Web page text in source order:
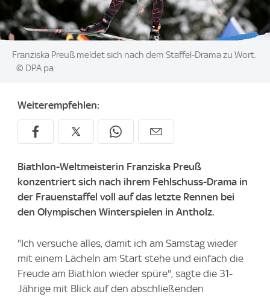
Image:
Franziska Preuß meldet sich nach dem Staffel-Drama zu Wort.
© DPA pa
Weiterempfehlen:
Biathlon-Weltmeisterin Franziska Preuß
konzentriert sich nach ihrem Fehlschuss-Drama in
der Frauenstaffel voll auf das letzte Rennen bei
den Olympischen Winterspielen in Antholz.
"Ich versuche alles, damit ich am Samstag wieder
mit einem Lächeln am Start stehe und einfach die
Freude am Biathlon wieder spüre", sagte die 31-
Jährige mit Blick auf den abschließenden